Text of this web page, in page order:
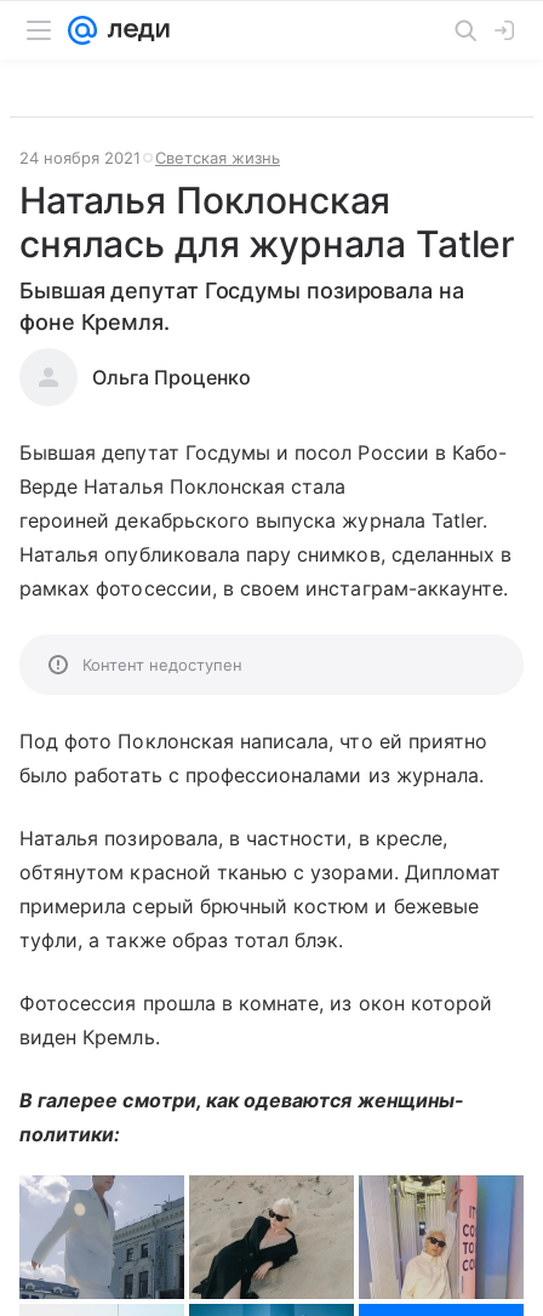
24 ноября 2021 Светская жизнь
Наталья Поклонская
снялась для журнала Tatler
Бывшая депутат Госдумы позировала на
фоне Кремля.
Ольга Проценко
Бывшая депутат Госдумы и посол России в Кабо-
Верде Наталья Поклонская стала
героиней декабрьского выпуска журнала Tatler.
Наталья опубликовала пару снимков, сделанных в
рамках фотосессии, в своем инстаграм-аккаунте.
Контент недоступен
Под фото Поклонская написала, что ей приятно
было работать с профессионалами из журнала.
Наталья позировала, в частности, в кресле,
обтянутом красной тканью с узорами. Дипломат
примерила серый брючный костюм и бежевые
туфли, а также образ тотал блэк.
Фотосессия прошла в комнате, из окон которой
виден Кремль.
В галерее смотри, как одеваются женщины-
политики: